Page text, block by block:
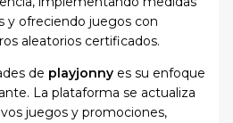
y ofreciendo juegos con
aleatorios certificados.
de playjonnyes su enfoque
La plataforma se actualiza
juegos y promociones,